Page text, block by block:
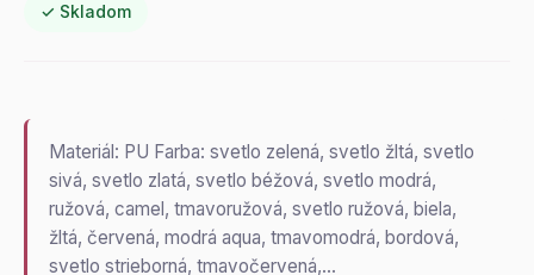
✓ Skladom
Materiál: PU Farba: svetlo zelená, svetlo žltá, svetlo
sivá, svetlo zlatá, svetlo béžová, svetlo modrá,
ružová, camel, tmavoružová, svetlo ružová, biela,
žltá, červená, modrá aqua, tmavomodrá, bordová,
svetlo strieborná, tmavočervená,…